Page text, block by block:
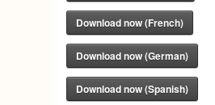
Download now (French)
Download now (German)
Download now (Spanish)